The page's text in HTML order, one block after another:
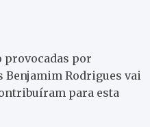
provocadas por
Benjamim Rodrigues vai
para esta